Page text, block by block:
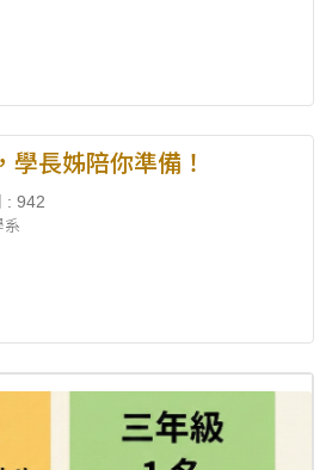
學長姊陪你準備！
: 942